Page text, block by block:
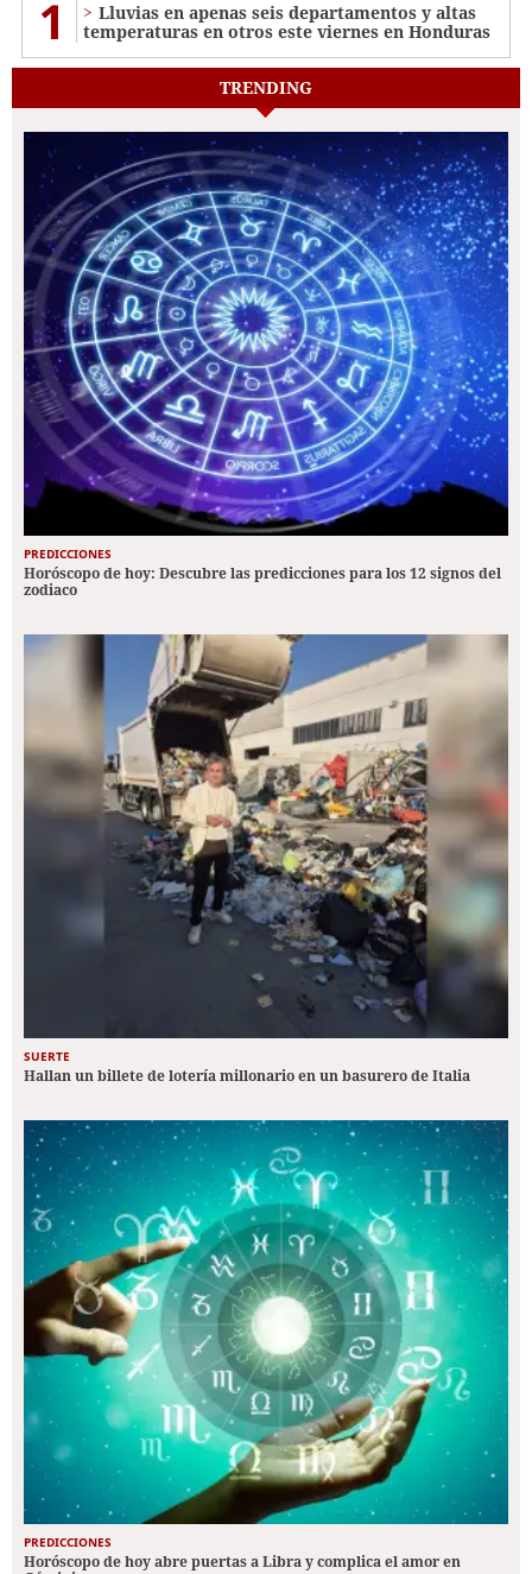
1
Lluvias en apenas seis departamentos y altas
temperaturas en otros este viernes en Honduras
TRENDING
PREDICCIONES
Horóscopo de hoy: Descubre las predicciones para los 12 signos del
zodiaco
SUERTE
Hallan un billete de lotería millonario en un basurero de Italia
PREDICCIONES
Horóscopo de hoy abre puertas a Libra y complica el amor en